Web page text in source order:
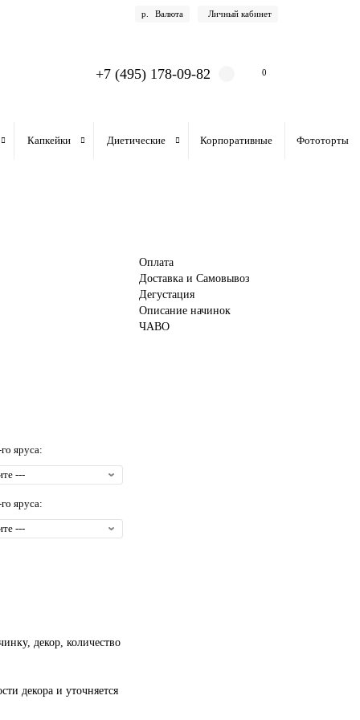
р. Валюта Личный кабинет
+7 (495) 178-09-82 0
Капкейки Диетические Корпоративные Фототорты
яруса:
яруса:
декор, количество
декора и уточняется
Оплата
Доставка и Самовывоз
Дегустация
Описание начинок
ЧАВО